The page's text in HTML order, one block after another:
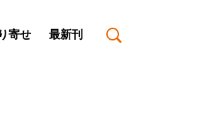
寄せ 最新刊